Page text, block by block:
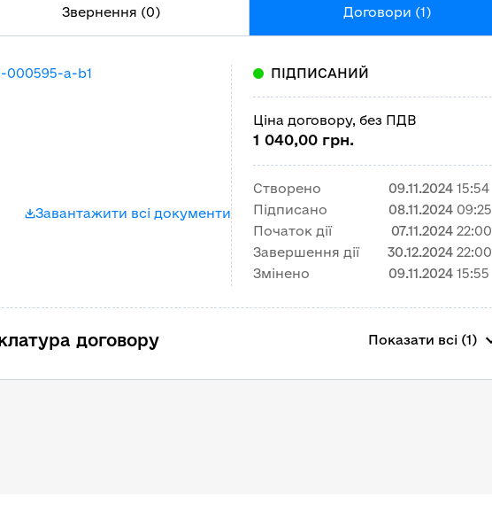
Звернення (0) Договори (1)
000595-a-b1
Завантажити всі документи
ПІДПИСАНИЙ
Ціна договору, без ПДВ
1 040,00 грн.
Створено 09.11.2024 15:54
Підписано
08.11.2024 09:25
Початок дії
07.11.2024 22:00
Завершення дії
30.12.2024 22:00
Змінено
09.11.2024 15:55
договору Показати всі (1)